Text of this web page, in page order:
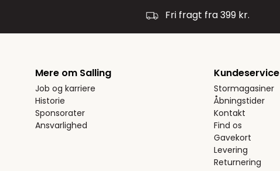
Fri fragt fra 399 kr.
Mere om Salling
Job og karriere
Historie
Sponsorater
Ansvarlighed
Kundeservice
Stormagasiner
Åbningstider
Kontakt
Find os
Gavekort
Levering
Returnering